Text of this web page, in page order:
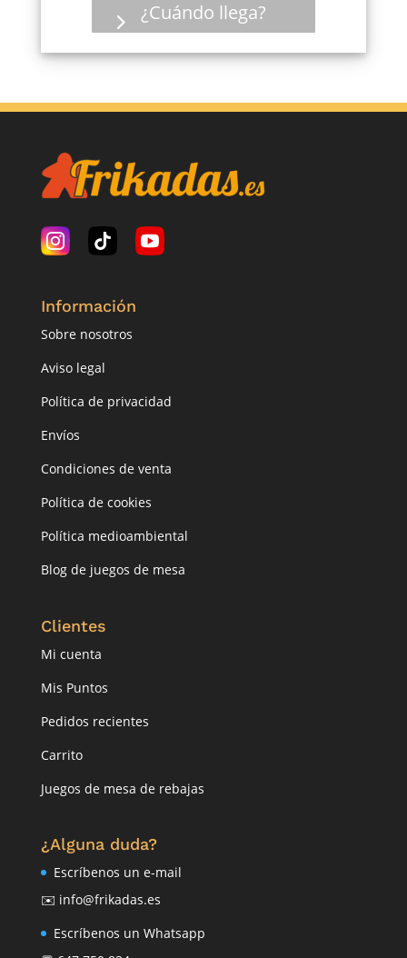
¿Cuándo llega?
Información
Sobre nosotros
Aviso legal
Política de privacidad
Envíos
Condiciones de venta
Política de cookies
Política medioambiental
Blog de juegos de mesa
Clientes
Mi cuenta
Mis Puntos
Pedidos recientes
Carrito
Juegos de mesa de rebajas
¿Alguna duda?
Escríbenos un e-mail
✉️ info@frikadas.es
Escríbenos un Whatsapp